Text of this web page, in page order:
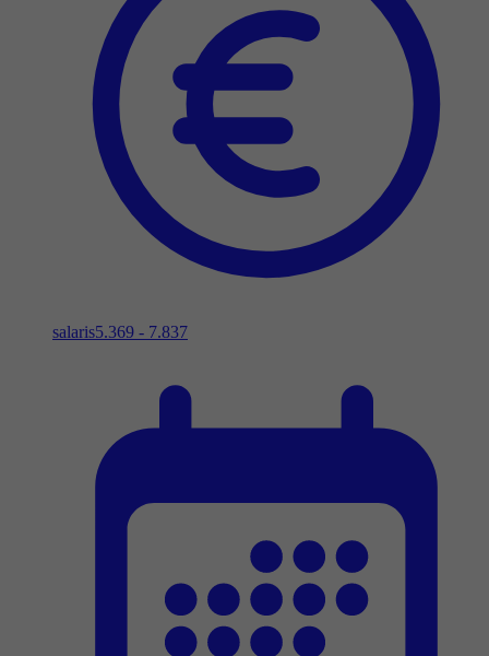
salaris5.369 - 7.837